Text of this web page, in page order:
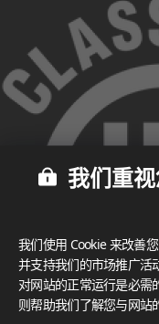
我们重
我们使用 Cookie 来改善
并支持我们的市场推广活
对网站的正常运行是必需
则帮助我们了解您与网站